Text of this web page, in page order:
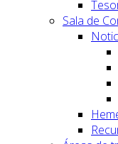
Sala de